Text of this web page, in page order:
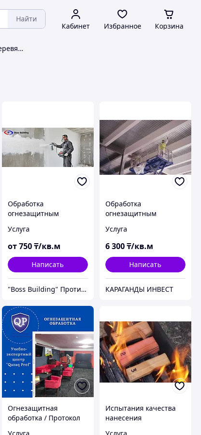
Найти
Кабинет Избранное Корзина
Огнезащитная обработка деревянных конструкций
Обработка
огнезащитным
Услуга
от 750 ₸/кв.м
Написать
"Boss Building" Противопожарное оборудование в Алматы
Обработка
огнезащитным
металлических
(стальных) конструкций
Услуга
6 300₸/кв.м
Написать
КАРАГАНДЫ ИНВЕСТ
Огнезащитная
обработка / Протокол
Испытания качества
нанесения